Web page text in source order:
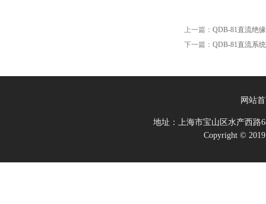
上一篇： QDB-81直流绝
下一篇： QDB-81直流系
网站
地址：上海市宝山区水产西路
Copyright ©